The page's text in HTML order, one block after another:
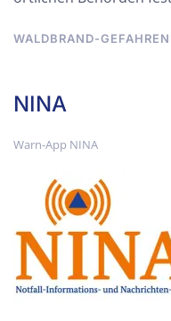
WALDBRAND-
NINA
Warn-App NINA